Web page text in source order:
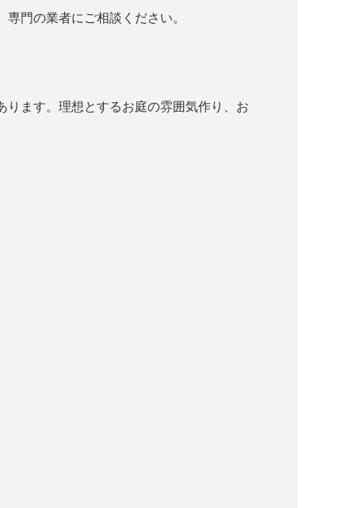
門の業者にご相談ください。
ます。理想とするお庭の雰囲気作り、お